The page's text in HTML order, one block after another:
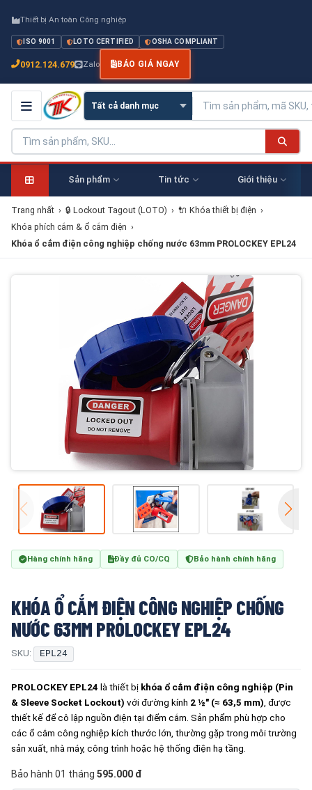
Thiết bị An toàn Công nghiệp
ISO 9001 LOTO CERTIFIED OSHA COMPLIANT
0912.124.679 Zalo BÁO GIÁ NGAY
Sản phẩm Tin tức Giới thiệu
Trang nhất › 🔒 Lockout Tagout (LOTO) › 🔌 Khóa thiết bị điện ›
Khóa phích cắm & ổ cắm điện ›
Khóa ổ cắm điện công nghiệp chống nước 63mm PROLOCKEY EPL24
Hàng chính hãng Đầy đủ CO/CQ Bảo hành chính hãng
KHÓA Ổ CẮM ĐIỆN CÔNG NGHIỆP CHỐNG
NƯỚC 63MM PROLOCKEY EPL24
SKU: EPL24
PROLOCKEY EPL24 là thiết bị khóa ổ cắm điện công nghiệp (Pin
& Sleeve Socket Lockout) với đường kính 2 ½″ (≈ 63,5 mm) , được
thiết kế để cô lập nguồn điện tại điểm cắm. Sản phẩm phù hợp cho
các ổ cắm công nghiệp kích thước lớn, thường gặp trong môi trường
sản xuất, nhà máy, công trình hoặc hệ thống điện hạ tầng.
Bảo hành 01 tháng 595.000 đ